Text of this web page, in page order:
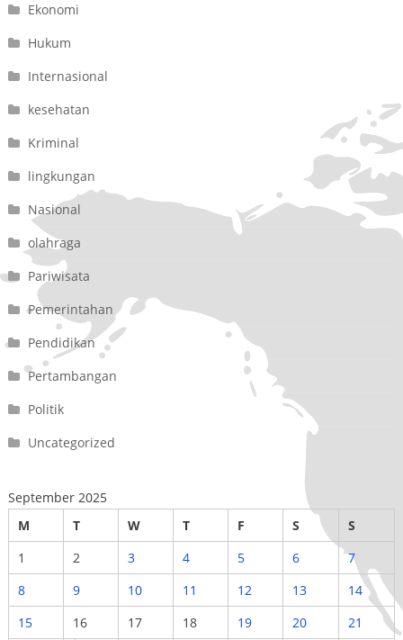
Ekonomi
Hukum
Internasional
kesehatan
Kriminal
lingkungan
Nasional
olahraga
Pariwisata
Pemerintahan
Pendidikan
Pertambangan
Politik
Uncategorized
September 2025
M
T W T F S
S
1
2 3 4 5 6
7
8
9 10 11 12 13
14
15
16 17 18 19 20 21